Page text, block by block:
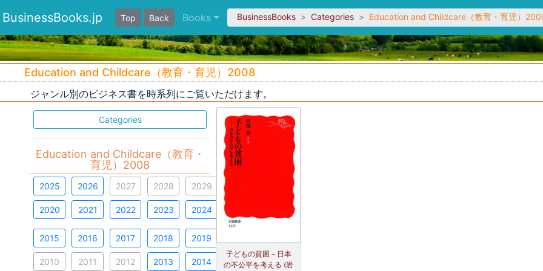
BusinessBooks.jp Top Back Books BusinessBooks Categories Education and Childcare（教育・育児）
Education and Childcare（教育・育児）2008
ジャンル別のビジネス書を時系列にご覧いただけます。
Categories
Education and Childcare（教育・
育児）2008
2025 2026 2027 2028 2029
2020 2021 2022 2023 2024
2015 2016 2017 2018 2019
2010 2011 2012 2013 2014
子どもの貧困－日本
の不公平を考える (岩